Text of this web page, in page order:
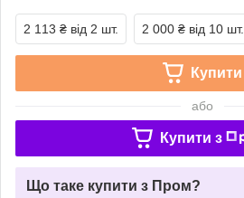
2 113 ₴ від 2 шт. 2 000 ₴ від 10 шт.
Купити
або
Купити з
Що таке купити з Пром?